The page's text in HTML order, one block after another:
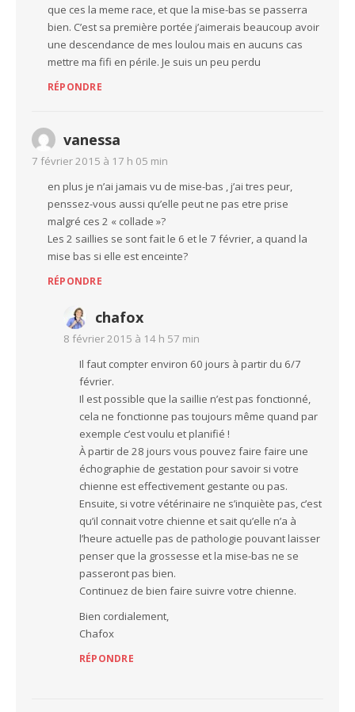
que ces la meme race, et que la mise-bas se passerra
bien. C’est sa première portée j’aimerais beaucoup avoir
une descendance de mes loulou mais en aucuns cas
mettre ma fifi en périle. Je suis un peu perdu
RÉPONDRE
vanessa
7 février 2015 à 17 h 05 min
en plus je n’ai jamais vu de mise-bas , j’ai tres peur,
penssez-vous aussi qu’elle peut ne pas etre prise
malgré ces 2 « collade »?
Les 2 saillies se sont fait le 6 et le 7 février, a quand la
mise bas si elle est enceinte?
RÉPONDRE
chafox
8 février 2015 à 14 h 57 min
Il faut compter environ 60 jours à partir du 6/7
février.
Il est possible que la saillie n’est pas fonctionné,
cela ne fonctionne pas toujours même quand par
exemple c’est voulu et planifié !
À partir de 28 jours vous pouvez faire faire une
échographie de gestation pour savoir si votre
chienne est effectivement gestante ou pas.
Ensuite, si votre vétérinaire ne s’inquiète pas, c’est
qu’il connait votre chienne et sait qu’elle n’a à
l’heure actuelle pas de pathologie pouvant laisser
penser que la grossesse et la mise-bas ne se
passeront pas bien.
Continuez de bien faire suivre votre chienne.
Bien cordialement,
Chafox
RÉPONDRE